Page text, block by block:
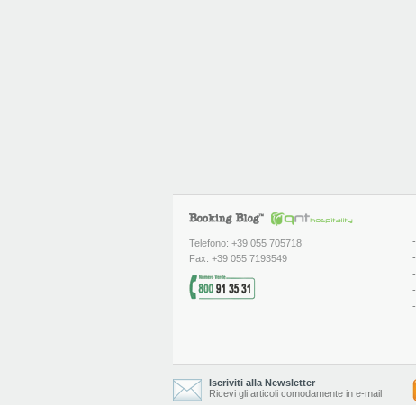
Telefono: +39 055 705718
Fax: +39 055 7193549
-
-
-
-
-
-
Iscriviti alla Newsletter
Ricevi gli articoli comodamente in e-mail